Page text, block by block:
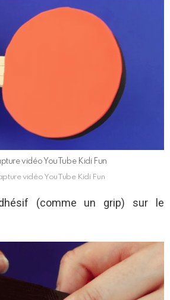
vidéo YouTube Kidi Fun
vidéo YouTube Kidi Fun
(comme un grip) sur le